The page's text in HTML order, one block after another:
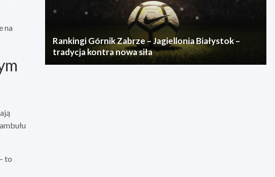
na
to
Rankingi Górnik Zabrze – Jagiellonia Białystok –
tradycja kontra nowa siła